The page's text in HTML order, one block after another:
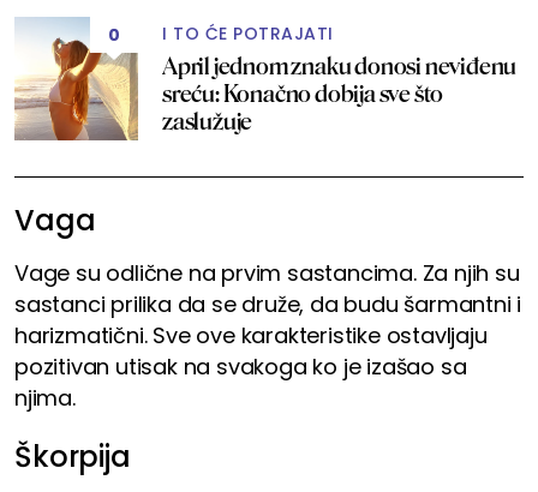
0 I TO ĆE POTRAJATI
April jednom znaku donosi neviđenu
sreću: Konačno dobija sve što
zaslužuje
Vaga
Vage su odlične na prvim sastancima. Za njih su
sastanci prilika da se druže, da budu šarmantni i
harizmatični. Sve ove karakteristike ostavljaju
pozitivan utisak na svakoga ko je izašao sa
njima.
Škorpija